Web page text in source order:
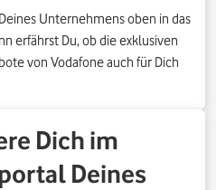
Unternehmens oben in das
erfährst Du, ob die exklusiven
von Vodafone auch für Dich
Dich im
Deines